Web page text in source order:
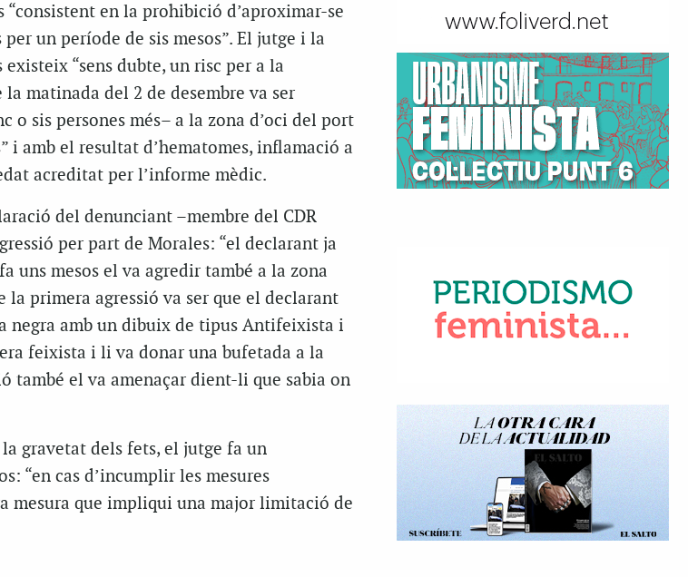
en la prohibició d’aproximar-se
un període de sis mesos”. El jutge i la
“sens dubte, un risc per a la
matinada del 2 de desembre va ser
sis persones més– a la zona d’oci del port
i amb el resultat d’hematomes, inflamació a
acreditat per l’informe mèdic.
del denunciant –membre del CDR
per part de Morales: “el declarant ja
uns mesos el va agredir també a la zona
primera agressió va ser que el declarant
negra amb un dibuix de tipus Antifeixista i
feixista i li va donar una bufetada a la
també el va amenaçar dient-li que sabia on
gravetat dels fets, el jutge fa un
“en cas d’incumplir les mesures
mesura que impliqui una major limitació de